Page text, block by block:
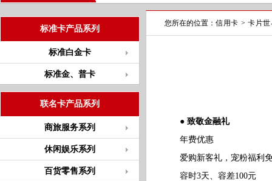
标准卡产品系列
标准白金卡
标准金、普卡
联名卡产品系列
商旅服务系列
休闲娱乐系列
百货零售系列
您所在的位置： 信用卡 > 卡片
● 致敬金融礼
年费优惠
爱购新客礼，宠粉福利
容时3天、容差100元